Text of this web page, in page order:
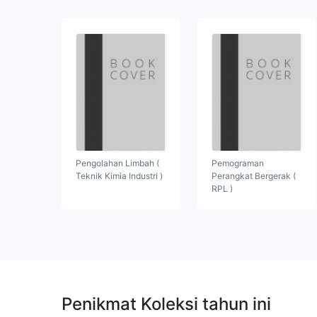
Pengolahan Limbah (
Teknik Kimia Industri )
Pemograman
Perangkat Bergerak (
RPL )
Penikmat Koleksi tahun ini